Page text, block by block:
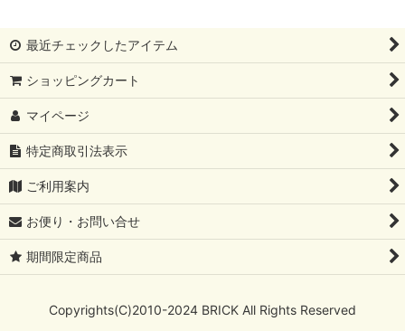
絞り込む
最近チェックしたアイテム
ショッピングカート
マイページ
特定商取引法表示
ご利用案内
お便り・お問い合せ
期間限定商品
Copyrights(C)2010-2024 BRICK All Rights Reserved